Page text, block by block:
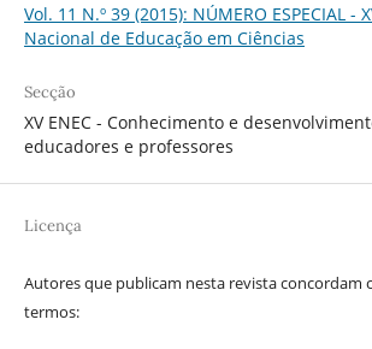
Vol. 11 N.º 39 (2015): NÚMERO ESPECIAL -
Nacional de Educação em Ciências
Secção
XV ENEC - Conhecimento e
educadores e professores
Licença
Autores que publicam nesta revista concordam
termos: